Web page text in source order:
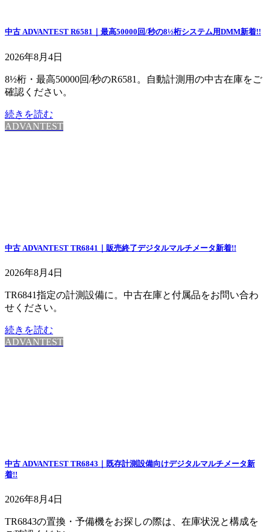
中古 ADVANTEST R6581｜最高50000回/秒の8½桁システム用DMM新着!!
2026年8月4日
8½桁・最高50000回/秒のR6581。自動計測用の中古在庫をご
確認ください。
続きを読む
ADVANTEST
中古 ADVANTEST TR6841｜販売終了デジタルマルチメータ新着!!
2026年8月4日
TR6841指定の計測設備に。中古在庫と付属品をお問い合わ
せください。
続きを読む
ADVANTEST
中古 ADVANTEST TR6843｜既存計測設備向けデジタルマルチメータ新
着!!
2026年8月4日
TR6843の置換・予備機をお探しの際は、在庫状況と構成を